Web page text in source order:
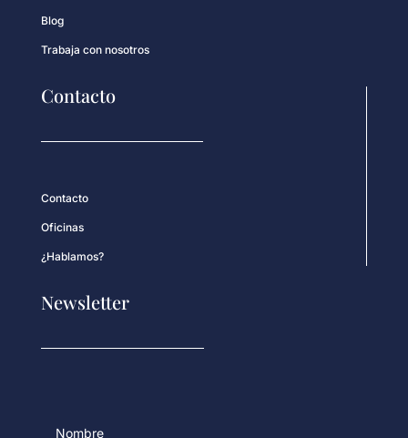
Blog
Trabaja con nosotros
Contacto
Contacto
Oficinas
¿Hablamos?
Newsletter